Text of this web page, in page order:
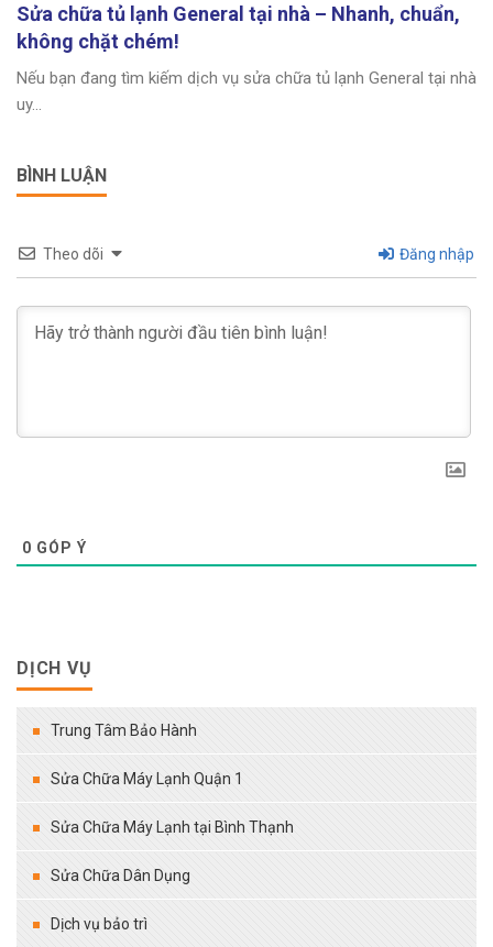
Sửa chữa tủ lạnh General tại nhà – Nhanh, chuẩn,
không chặt chém!
Nếu bạn đang tìm kiếm dịch vụ sửa chữa tủ lạnh General tại nhà
uy...
BÌNH LUẬN
Theo dõi Đăng nhập
0 GÓP Ý
DỊCH VỤ
Trung Tâm Bảo Hành
Sửa Chữa Máy Lạnh Quận 1
Sửa Chữa Máy Lạnh tại Bình Thạnh
Sửa Chữa Dân Dụng
Dịch vụ bảo trì